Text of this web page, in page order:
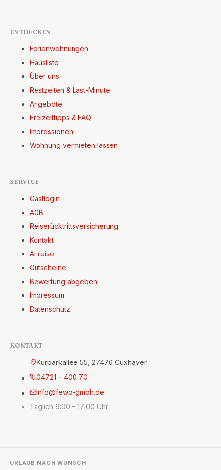
ENTDECKEN
Ferienwohnungen
Hausliste
Über uns
Restzeiten & Last-Minute
Angebote
Freizeittipps & FAQ
Impressionen
Wohnung vermieten lassen
SERVICE
Gastlogin
AGB
Reiserücktrittsversicherung
Kontakt
Anreise
Gutscheine
Bewertung abgeben
Impressum
Datenschutz
KONTAKT
Kurparkallee 55, 27476 Cuxhaven
04721 – 400 70
info@fewo-gmbh.de
Täglich 9:00 – 17:00 Uhr
URLAUB NACH WUNSCH